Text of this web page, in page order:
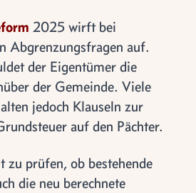
2025 wirft bei
Abgrenzungsfragen auf.
der Eigentümer die
der Gemeinde. Viele
jedoch Klauseln zur
auf den Pächter.
zu prüfen, ob bestehende
die neu berechnete